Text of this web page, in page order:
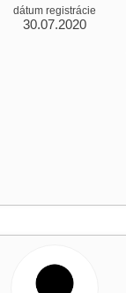
dátum registrácie
30.07.2020